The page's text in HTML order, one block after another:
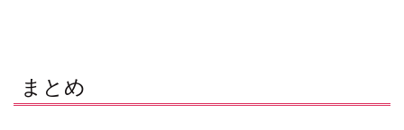
まとめ